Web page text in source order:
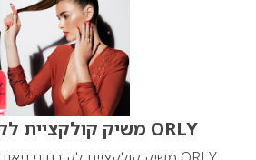
ORLY משיק קולקציית לק בגווני ניאון